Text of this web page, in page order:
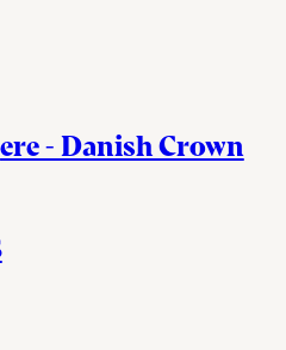
- Danish Crown